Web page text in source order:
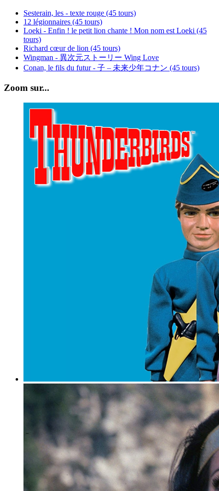
Sesterain, les - texte rouge (45 tours)
12 légionnaires (45 tours)
Loeki - Enfin ! le petit lion chante ! Mon nom est Loeki (45
tours)
Richard cœur de lion (45 tours)
Wingman - 異次元ストーリー Wing Love
Conan, le fils du futur - 子 – 未来少年コナン (45 tours)
Zoom sur...